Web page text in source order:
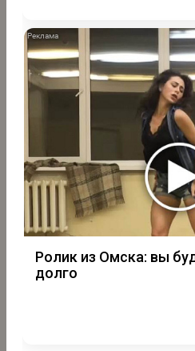
Ролик из Омска: вы
долго